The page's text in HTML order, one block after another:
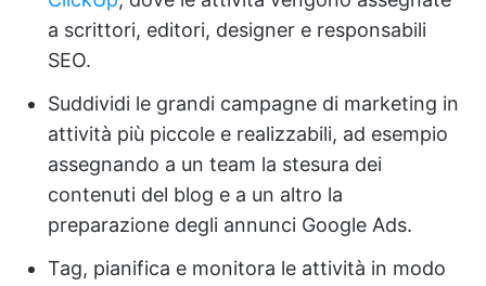
a scrittori, editori, designer e responsabili
SEO.
Suddividi le grandi campagne di marketing in
attività più piccole e realizzabili, ad esempio
assegnando a un team la stesura dei
contenuti del blog e a un altro la
preparazione degli annunci Google Ads.
Tag, pianifica e monitora le attività in modo